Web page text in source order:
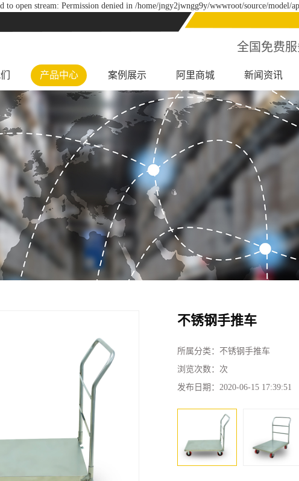
open stream: Permission denied in /home/jngy2jwngg9y/wwwroot/source/model/
全国免费服
产品中心 案例展示 阿里商城 新闻资讯
不锈钢手推车
所属分类： 不锈钢手推车
浏览次数： 次
发布日期： 2020-06-15 17:39:51